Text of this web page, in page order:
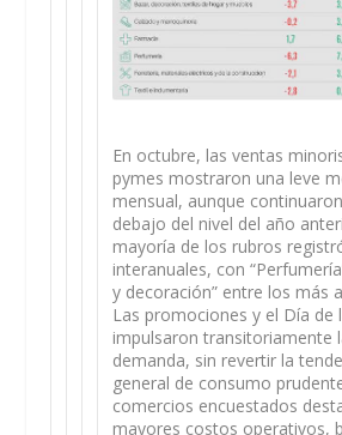
En octubre, las ventas
pymes mostraron una leve
mensual, aunque
debajo del nivel del año
mayoría de los rubros
interanuales, con
y decoración” entre los más
Las promociones y el Día de
impulsaron transitoriamente
demanda, sin revertir la
general de consumo
comercios encuestados
mayores costos operativos,